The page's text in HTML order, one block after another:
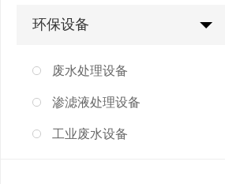
环保设备
废水处理设备
渗滤液处理设备
工业废水设备